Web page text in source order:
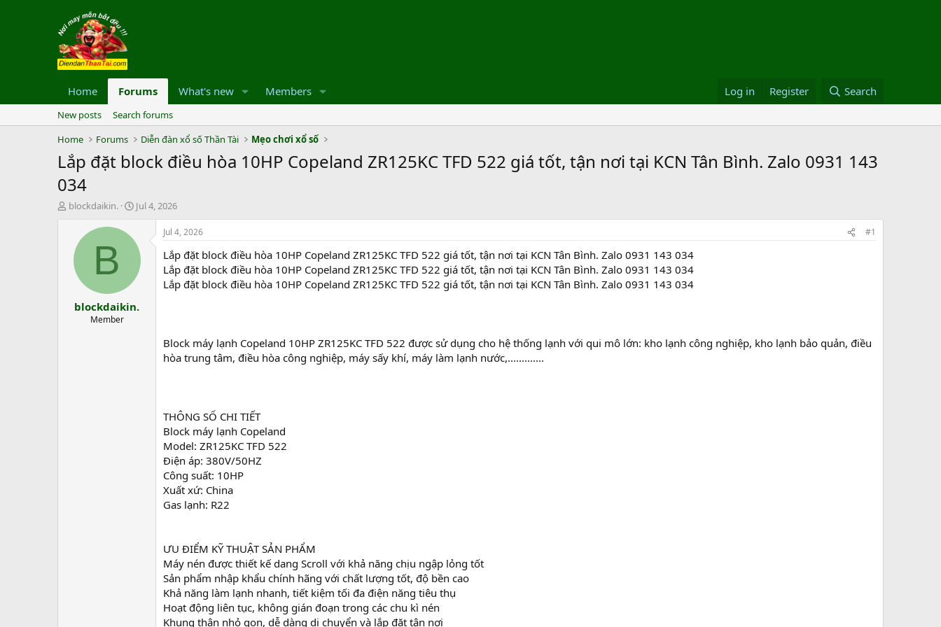
Home Forums What's new Members Log in Register Search
New posts
Search forums
Home
Forums Diễn đàn xổ số Thần Tài Mẹo chơi xổ số
Lắp đặt block điều hòa 10HP Copeland ZR125KC TFD 522 giá tốt, tận nơi tại KCN Tân Bình. Zalo 0931 143
034
T
blockdaikin.
S
r
d
a
e
Jul 4, 2026
B
blockdaikin.
Member
Jul 4, 2026 #1
Lắp đặt block điều hòa 10HP Copeland ZR125KC TFD 522 giá tốt, tận nơi tại KCN Tân Bình. Zalo 0931 143 034
Lắp đặt block điều hòa 10HP Copeland ZR125KC TFD 522 giá tốt, tận nơi tại KCN Tân Bình. Zalo 0931 143 034
Lắp đặt block điều hòa 10HP Copeland ZR125KC TFD 522 giá tốt, tận nơi tại KCN Tân Bình. Zalo 0931 143 034
Block máy lạnh Copeland 10HP ZR125KC TFD 522 được sử dụng cho hệ thống lạnh với qui mô lớn: kho lạnh công nghiệp, kho lạnh bảo quản, điều
hòa trung tâm, điều hòa công nghiệp, máy sấy khí, máy làm lạnh nước,.............
THÔNG SỐ CHI TIẾT
Block máy lạnh Copeland
Model: ZR125KC TFD 522
Điện áp: 380V/50HZ
Công suất: 10HP
Xuất xứ: China
Gas lạnh: R22
ƯU ĐIỂM KỸ THUẬT SẢN PHẨM
Máy nén được thiết kế dang Scroll với khả năng chịu ngập lỏng tốt
Sản phẩm nhập khẩu chính hãng với chất lượng tốt, độ bền cao
Khả năng làm lạnh nhanh, tiết kiệm tối đa điện năng tiêu thụ
Hoạt động liên tục, không gián đoạn trong các chu kì nén
Khung thân nhỏ gọn, dễ dàng di chuyển và lắp đặt tận nơi